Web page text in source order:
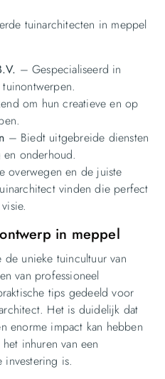
tuinarchitecten in meppel
– Gespecialiseerd in
om hun creatieve en op
– Biedt uitgebreide diensten
onderhoud.
overwegen en de juiste
vinden die perfect
in meppel
unieke tuincultuur van
van professioneel
tips gedeeld voor
Het is duidelijk dat
enorme impact kan hebben
inhuren van een
investering is.